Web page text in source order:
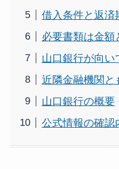
借入条件と返済
必要書類は金額
山口銀行が向い
近隣金融機関と
山口銀行の概要
公式情報の確認